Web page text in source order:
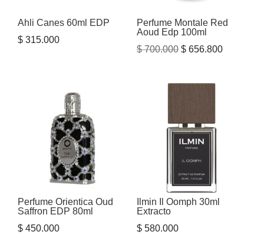
Ahli Canes 60ml EDP
$ 315.000
Perfume Montale Red
Aoud Edp 100ml
$700.000 El
$656.800El
Perfume Orientica Oud
Saffron EDP 80ml
$ 450.000
Ilmin Il Oomph 30ml
Extracto
$580.000